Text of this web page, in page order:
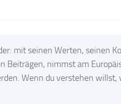
mit seinen Werten, seinen
Beiträgen, nimmst am
Wenn du verstehen